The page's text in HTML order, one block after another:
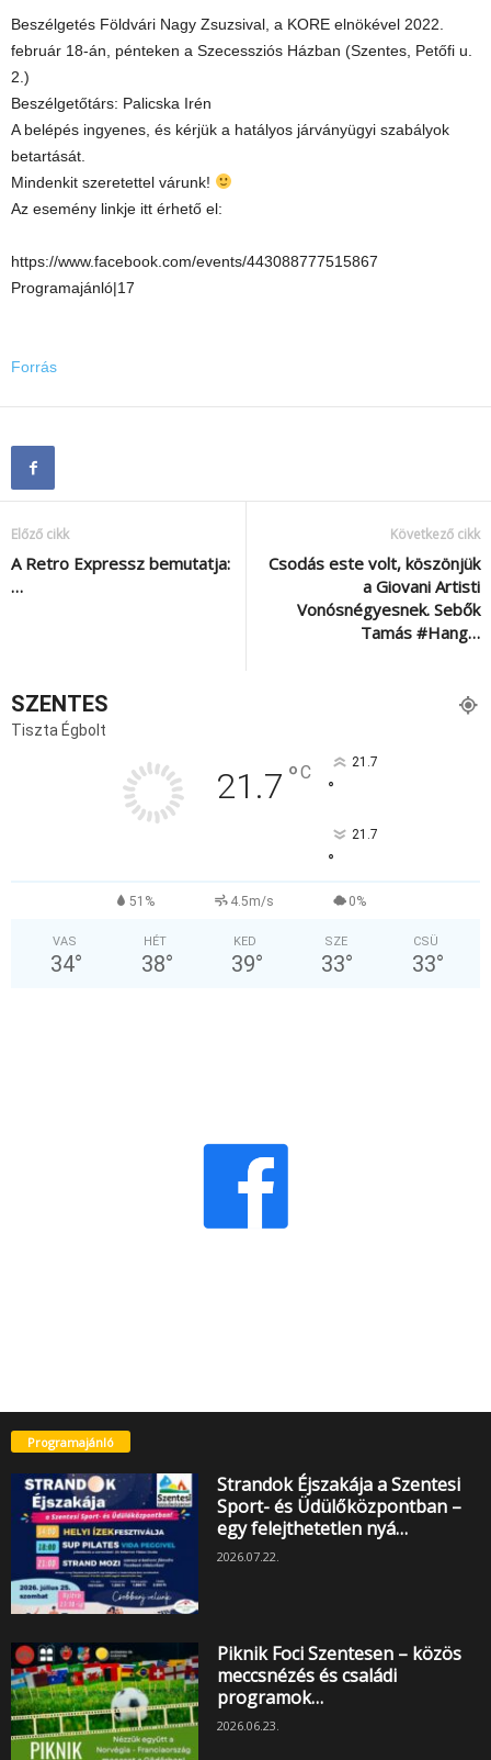
Beszélgetés Földvári Nagy Zsuzsival, a KORE elnökével 2022.
február 18-án, pénteken a Szecessziós Házban (Szentes, Petőfi u.
2.)
Beszélgetőtárs: Palicska Irén
A belépés ingyenes, és kérjük a hatályos járványügyi szabályok
betartását.
Mindenkit szeretettel várunk!
Az esemény linkje itt érhető el:
https://www.facebook.com/events/443088777515867
Programajánló|17
Forrás
Előző cikk
A Retro Expressz bemutatja:
…
Következő cikk
Csodás este volt, köszönjük
a Giovani Artisti
Vonósnégyesnek. Sebők
Tamás #Hang…
SZENTES
Tiszta Égbolt
21.7 °C 21.7
°
21.7
°
51% 4.5m/s 0%
VAS
34°
HÉT
38°
KED
39°
SZE
33°
CSÜ
33°
Programajánló
Strandok Éjszakája a Szentesi
Sport- és Üdülőközpontban –
egy felejthetetlen nyá…
2026.07.22.
Piknik Foci Szentesen – közös
meccsnézés és családi
programok…
2026.06.23.